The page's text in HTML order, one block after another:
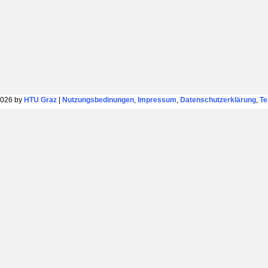
by HTU Graz| Nutzungsbedinungen, Impressum, Datenschutzerklärung,